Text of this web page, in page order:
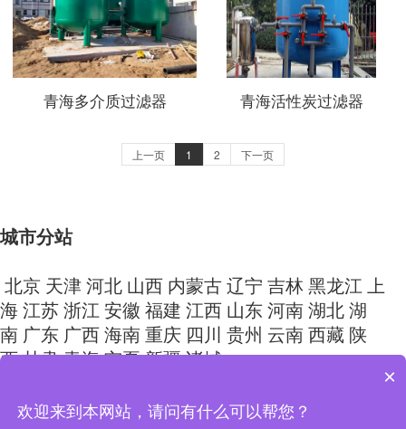
青海多介质过滤器 青海活性炭过滤器
上一页 1 2 下一页
城市分站
北京 天津河北 山西 内蒙古辽宁 吉林黑龙江上
海江苏浙江安徽 福建 江西 山东河南湖北湖
南 广东 广西海南重庆 四川 贵州 云南西藏 陕
西甘肃青海宁夏新疆诸城
Copyright © 2024 山东尚清环保科技有限公司 All Rights
Reserved.鲁ICP备15026283号-9
×
欢迎来到本网站，请问有什么可以帮您？